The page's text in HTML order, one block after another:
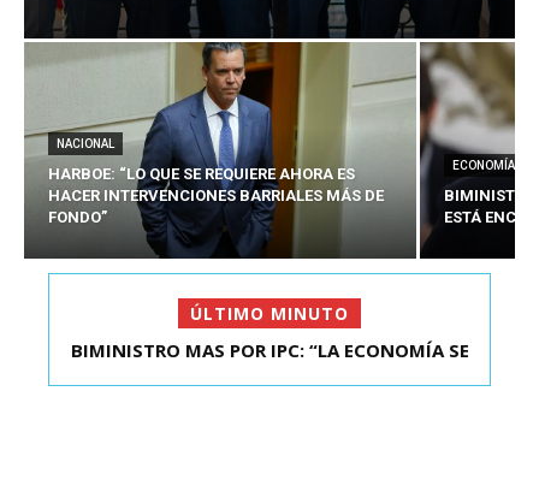
NACIONAL
HARBOE: “LO QUE SE REQUIERE AHORA ES
HACER INTERVENCIONES BARRIALES MÁS DE
FONDO”
ECONOMÍA
BIMINISTRO
ESTÁ
ÚLTIMO MINUTO
KAST SE REUNIÓ CON EL PRESIDENTE ELECTO DE
BIMINISTRO MAS POR IPC: “LA ECONOMÍA SE